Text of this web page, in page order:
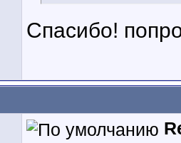
Спасибо!